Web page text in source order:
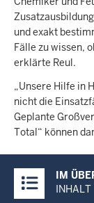
und exakt
Fälle zu wissen,
erklärte Reul.
„Unsere Hilfe in
nicht die
Geplante
Total“ können
Inhalte
IM
INHALT